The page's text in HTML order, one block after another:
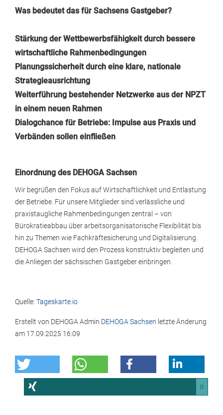
Was bedeutet das für Sachsens Gastgeber?
Stärkung der Wettbewerbsfähigkeit durch bessere
wirtschaftliche Rahmenbedingungen
Planungssicherheit durch eine klare, nationale
Strategieausrichtung
Weiterführung bestehender Netzwerke aus der NPZT
in einem neuen Rahmen
Dialogchance für Betriebe: Impulse aus Praxis und
Verbänden sollen einfließen
Einordnung des DEHOGA Sachsen
Wir begrüßen den Fokus auf Wirtschaftlichkeit und Entlastung
der Betriebe. Für unsere Mitglieder sind verlässliche und
praxistaugliche Rahmenbedingungen zentral – von
Bürokratieabbau über arbeitsorganisatorische Flexibilität bis
hin zu Themen wie Fachkräftesicherung und Digitalisierung.
DEHOGA Sachsen wird den Prozess konstruktiv begleiten und
die Anliegen der sächsischen Gastgeber einbringen.
Quelle: Tageskarte.io
Erstellt von DEHOGA Admin DEHOGA Sachsen letzte Änderung
am 17.09.2025 16:09
0